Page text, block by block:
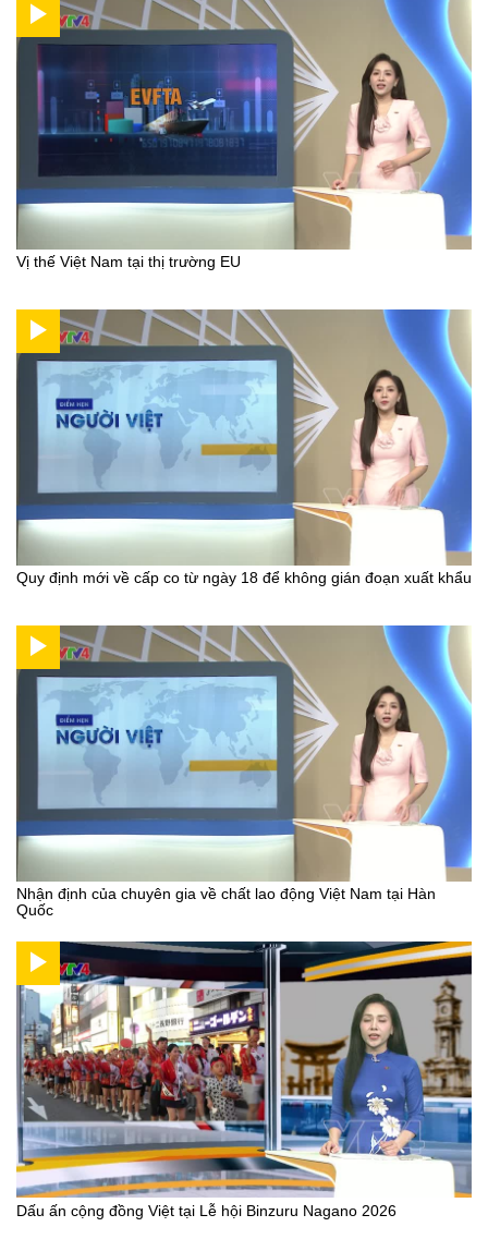
Vị thế Việt Nam tại thị trường EU
Quy định mới về cấp co từ ngày 18 để không gián đoạn xuất khẩu
Nhận định của chuyên gia về chất lao động Việt Nam tại Hàn
Quốc
Dấu ấn cộng đồng Việt tại Lễ hội Binzuru Nagano 2026